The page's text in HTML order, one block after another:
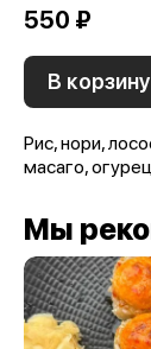
550 ₽
В корзину
Рис, нори,
масаго,
Мы